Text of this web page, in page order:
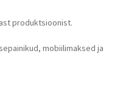
produktsioonist.
mobiilimaksed ja